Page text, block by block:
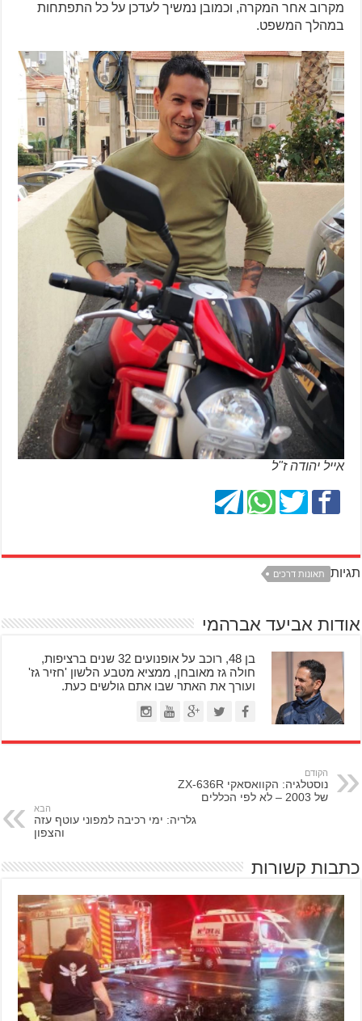
מקרוב אחר המקרה, וכמובן נמשיך לעדכן על כל התפתחות
במהלך המשפט.
אייל יהודה ז"ל
תגיות תאונות דרכים
אודות אביעד אברהמי
בן 48, רוכב על אופנועים 32 שנים ברציפות,
חולה גז מאובחן, ממציא מטבע הלשון 'חזיר גז'
ועורך את האתר שבו אתם גולשים כעת.
הקודם
נוסטלגיה: הקוואסאקי ZX-636R
של 2003 – לא לפי הכללים
הבא
גלריה: ימי רכיבה למפוני עוטף עזה
והצפון
כתבות קשורות